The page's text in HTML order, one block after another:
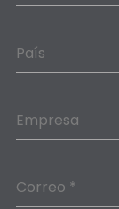
País
Empresa
Correo *